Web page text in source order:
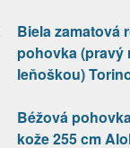
Biela zamatová
pohovka (pravý
leňoškou)
Béžová
kože 255 cm